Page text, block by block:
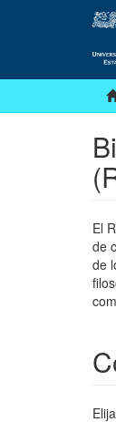
El
de
de